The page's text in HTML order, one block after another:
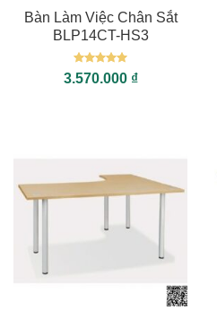
Bàn Làm Việc Chân Sắt
BLP14CT-HS3
Được xếp
hạng55
3.570.000 ₫